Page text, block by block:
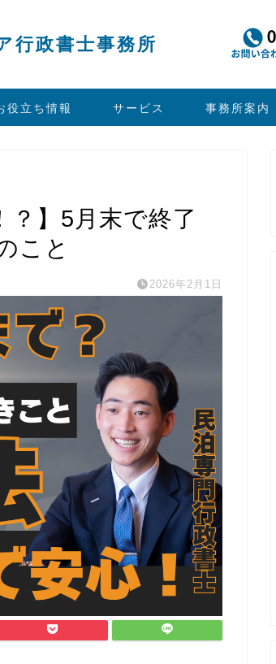
行政書士事務所
役立ち情報 サービス 事務所案内
？】5月末で終了
こと
2026年2月1日